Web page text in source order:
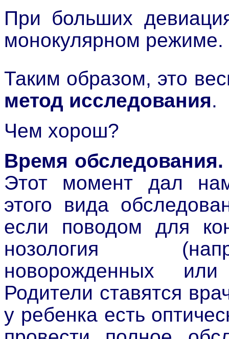
При больших
монокулярном режиме.
Таким образом, это
метод исследования.
Чем хорош?
Время обследования.
Этот момент дал
этого вида
если поводом для
нозология
новорожденных
Родители ставятся
у ребенка есть